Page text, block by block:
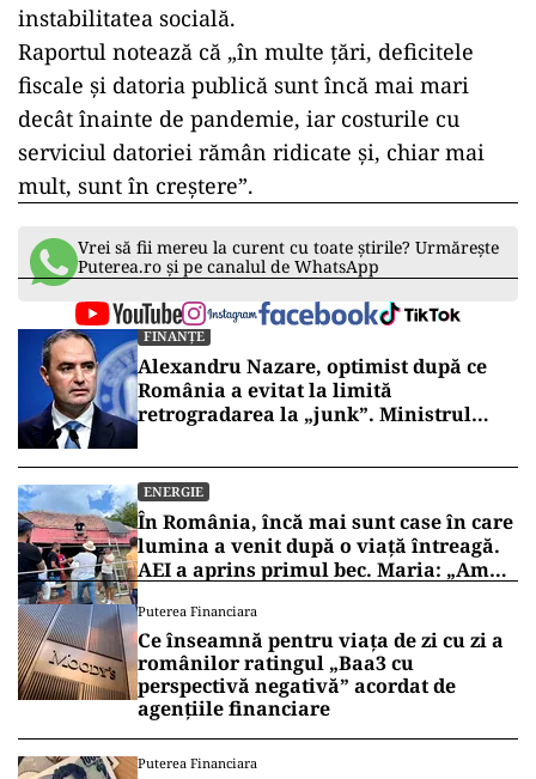
instabilitatea socială.
Raportul notează că „în multe țări, deficitele
fiscale și datoria publică sunt încă mai mari
decât înainte de pandemie, iar costurile cu
serviciul datoriei rămân ridicate și, chiar mai
mult, sunt în creștere”.
Vrei să fii mereu la curent cu toate știrile? Urmărește
Puterea.ro și pe canalul de WhatsApp
FINANȚE
Alexandru Nazare, optimist după ce
România a evitat la limită
retrogradarea la „junk”. Ministrul
în 2027
ENERGIE
În România, încă mai sunt case în care
lumina a venit după o viață întreagă.
AEI a aprins primul bec. Maria: „Am
Puterea Financiara
Ce înseamnă pentru viața de zi cu zi a
românilor ratingul „Baa3 cu
perspectivă negativă” acordat de
agențiile financiare
Puterea Financiara